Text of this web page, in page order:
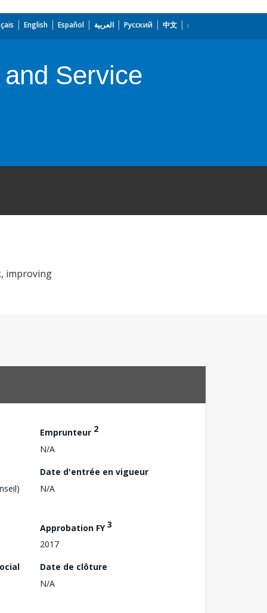
English Español العربية Русский 中文
Service
improving
Emprunteur 2
N/A
Date d'entrée en vigueur
N/A
Approbation FY3
2017
Date de clôture
N/A